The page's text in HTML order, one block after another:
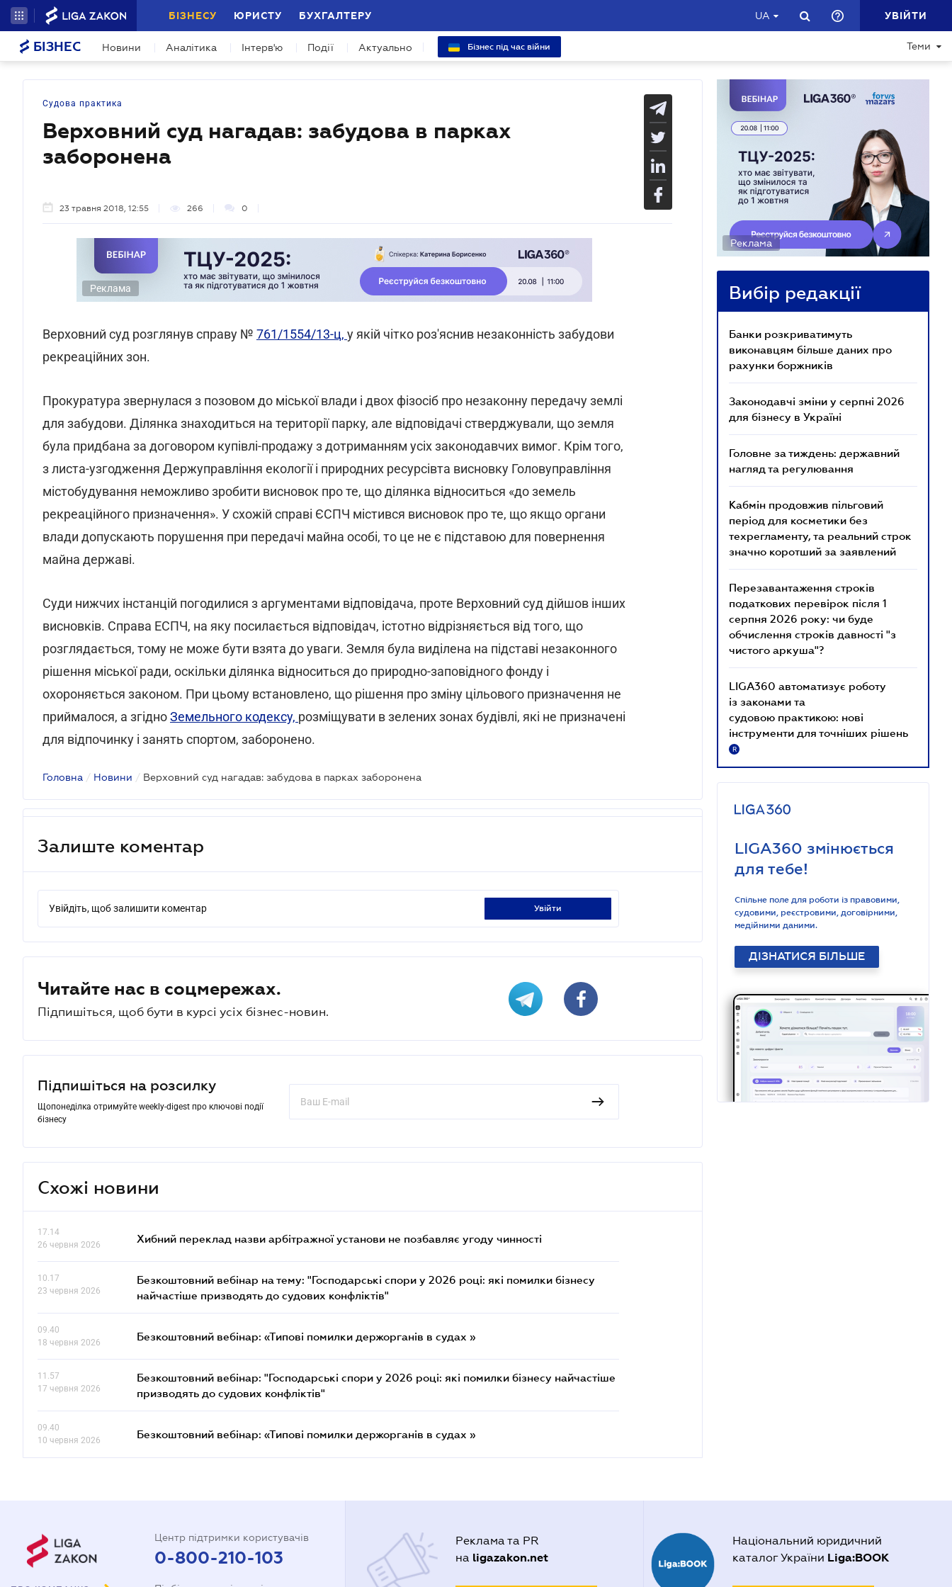
БІЗНЕСУ ЮРИСТУ БУХГАЛТЕРУ UA УВІЙТИ
БІЗНЕС Новини Аналітика Інтерв'ю Події Актуально Бізнес під час війни Теми
Судова практика
Верховний суд нагадав: забудова в парках
заборонена
23 травня 2018, 12:55 266 0
Реклама
Верховний суд розглянув справу № 761/1554/13-ц, у якій чітко роз'яснив незаконність забудови
рекреаційних зон.
Прокуратура звернулася з позовом до міської влади і двох фізосіб про незаконну передачу землі
для забудови. Ділянка знаходиться на території парку, але відповідачі стверджували, що земля
була придбана за договором купівлі-продажу з дотриманням усіх законодавчих вимог. Крім того,
з листа-узгодження Держуправління екології і природних ресурсівта висновку Головуправління
містобудування неможливо зробити висновок про те, що ділянка відноситься «до земель
рекреаційного призначення». У схожій справі ЄСПЧ містився висновок про те, що якщо органи
влади допускають порушення при передачі майна особі, то це не є підставою для повернення
майна державі.
Суди нижчих інстанцій погодилися з аргументами відповідача, проте Верховний суд дійшов інших
висновків. Справа ЕСПЧ, на яку посилається відповідач, істотно відрізняється від того, що
розглядається, тому не може бути взята до уваги. Земля була виділена на підставі незаконного
рішення міської ради, оскільки ділянка відноситься до природно-заповідного фонду і
охороняється законом. При цьому встановлено, що рішення про зміну цільового призначення не
приймалося, а згідноЗемельного кодексу, розміщувати в зелених зонах будівлі, які не призначені
для відпочинку і занять спортом, заборонено.
Головна / Новини / Верховний суд нагадав: забудова в парках заборонена
Залиште коментар
Увійдіть, щоб залишити коментар увійти
Читайте нас в соцмережах.
Підпишіться, щоб бути в курсі усіх бізнес-новин.
Підпишіться на розсилку
Щопонеділка отримуйте weekly-digest про ключові події
бізнесу
Схожі новини
17.14
26 червня 2026
Хибний переклад назви арбітражної установи не позбавляє угоду чинності
10.17
23 червня 2026
Безкоштовний вебінар на тему: "Господарські спори у 2026 році: які помилки бізнесу
найчастіше призводять до судових конфліктів"
09.40
18 червня 2026
Безкоштовний вебінар: «Типові помилки держорганів в судах »
11.57
17 червня 2026
Безкоштовний вебінар: "Господарські спори у 2026 році: які помилки бізнесу найчастіше
призводять до судових конфліктів"
09.40
10 червня 2026
Безкоштовний вебінар: «Типові помилки держорганів в судах »
Реклама
Вибір редакції
Банки розкриватимуть
виконавцям більше даних про
рахунки боржників
Законодавчі зміни у серпні 2026
для бізнесу в Україні
Головне за тиждень: державний
нагляд та регулювання
Кабмін продовжив пільговий
період для косметики без
техрегламенту, та реальний строк
значно коротший за заявлений
Перезавантаження строків
податкових перевірок після 1
серпня 2026 року: чи буде
обчислення строків давності "з
чистого аркуша"?
LIGA360 автоматизує роботу
із законами та
судовою практикою: нові
інструменти для точніших рішень
R
LIGA360 змінюється
для тебе!
Спільне поле для роботи із правовими,
судовими, реєстровими, договірними,
медійними даними.
ДІЗНАТИСЯ БІЛЬШЕ
Центр підтримки користувачів
0-800-210-103
Реклама та PR
на ligazakon.net
Національний юридичний
каталог України Liga:BOOK